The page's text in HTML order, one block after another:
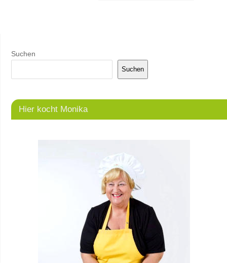
Suchen
Suchen
Hier kocht Monika